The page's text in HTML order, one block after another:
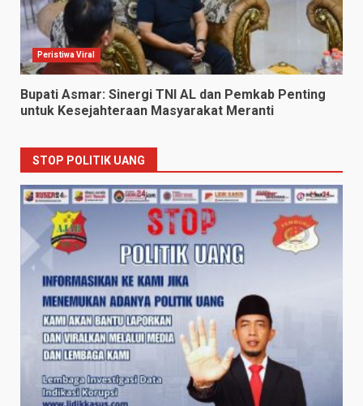
Peristiwa Viral
Bupati Asmar: Sinergi TNI AL dan Pemkab Penting
untuk Kesejahteraan Masyarakat Meranti
STOP POLITIK UANG